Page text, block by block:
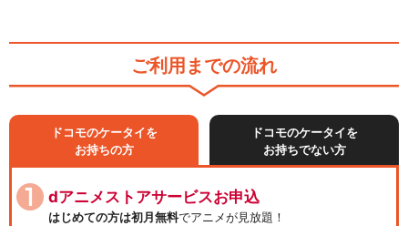
ご利用までの流れ
ドコモのケータイを
お持ちの方
ドコモのケータイを
お持ちでない方
dアニメストアサービスお申込
はじめての方は初月無料でアニメが見放題！